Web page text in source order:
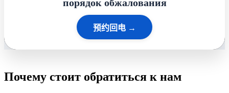
порядок обжалования
预约回电 →
Почему стоит обратиться к нам